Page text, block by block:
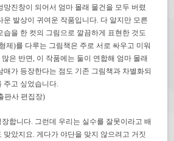
망진창이 되어서 엄마 몰래 물건을 모두 버렸
운 발상이 귀여운 작품입니다. 다 알지만 모른
습을 한 컷의 그림으로 깔끔하게 표현한 것도
제)를 다루는 그림책은 주로 서로 싸우고 미워
은 반면, 이 작품에는 둘이 연합해 엄마 몰래
매가 등장한다는 점도 기존 그림책과 차별화되
주고 싶었습니다.
판사 편집장)
합니다. 그런데 우리는 실수를 잘못이라고 배
맞았지요. 게다가 야단을 맞지 않으려고 거짓